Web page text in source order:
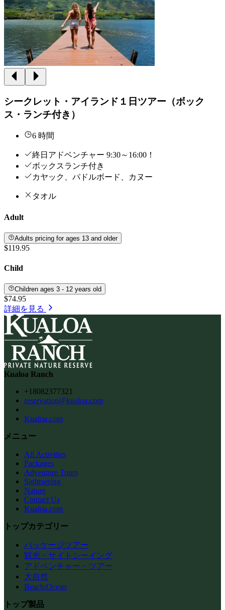
シークレット・アイランド１日ツアー（ボック
ス・ランチ付き）
6 時間
終日アドベンチャー 9:30～16:00！
ボックスランチ付き
カヤック、パドルボード、カヌー
タオル
Adult
Adults pricing for ages 13 and older
$119.95
Child
Children ages 3 - 12 years old
$74.95
詳細を見る
Kualoa Ranch
+18082377321
reservation@kualoa.com
Kualoa.com
メニュー
All Activities
Packages
Adventure Tours
Sightseeing
Nature
Contact Us
Kualoa.com
トップカテゴリー
パッケージツアー
観光・サイトシーイング
アドベンチャー・ツアー
大自然
Beach/Ocean
トップ製品